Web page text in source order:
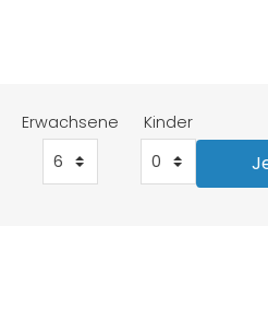
Erwachsene Kinder